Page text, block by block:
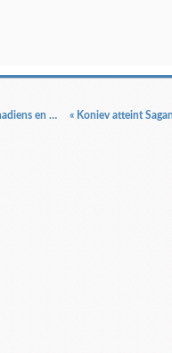
« L'offensive contre Berlin a commencé Les canadiens en vue de Clèves La France serait invitée à la conférence des trois ? Depuis 1940 l'Indochine », Résistance La voix de Paris, 11/2/1945.